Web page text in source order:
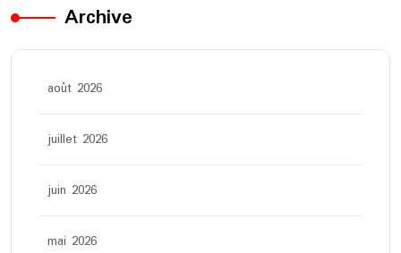
Archive
août 2026
juillet 2026
juin 2026
mai 2026